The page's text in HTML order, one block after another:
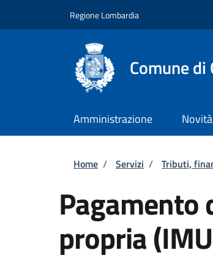
Regione Lombardia
Comune di
Amministrazione Novità
Briciole di
Home / Servizi / Tributi,
propria